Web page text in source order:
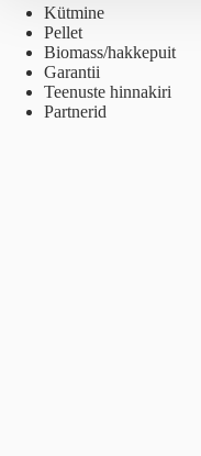
Kütmine
Pellet
Biomass/hakkepuit
Garantii
Teenuste hinnakiri
Partnerid